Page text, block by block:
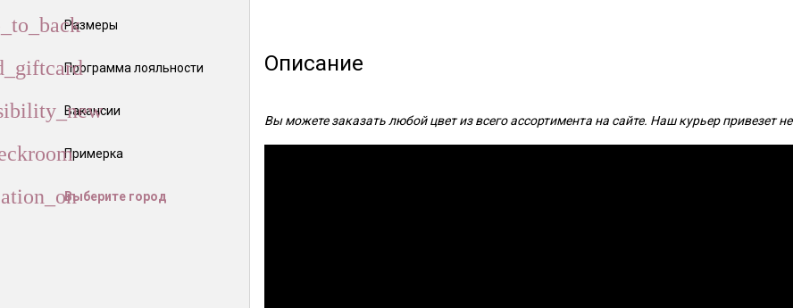
Описание
Вы можете заказать любой цвет из всего ассортимента на сайте. Наш курьер привезет
Размеры
Программа лояльности
Вакансии
Примерка
Выберите город